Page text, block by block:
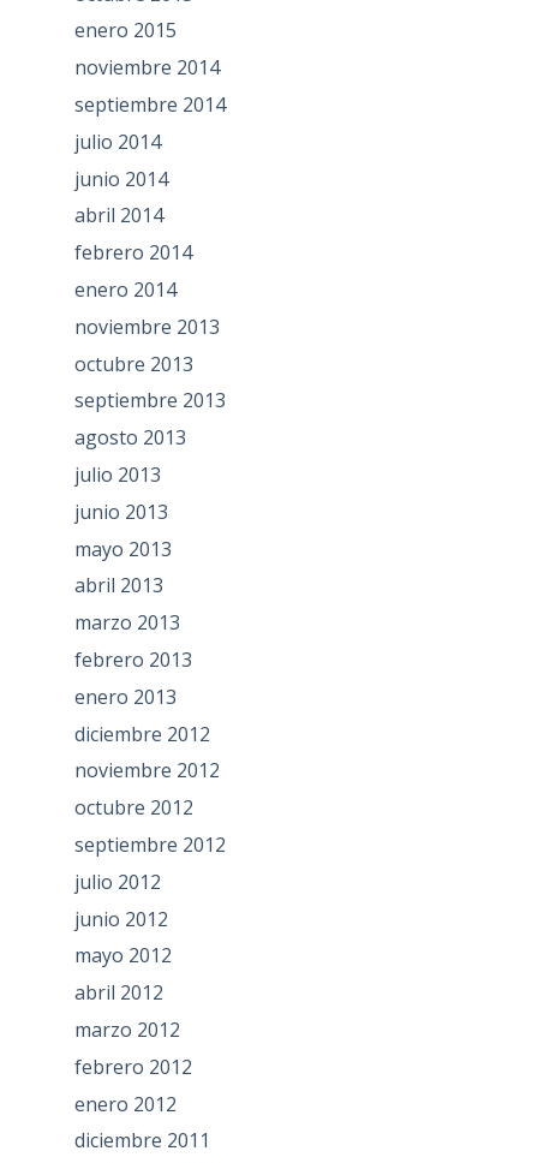
enero 2015
noviembre 2014
septiembre 2014
julio 2014
junio 2014
abril 2014
febrero 2014
enero 2014
noviembre 2013
octubre 2013
septiembre 2013
agosto 2013
julio 2013
junio 2013
mayo 2013
abril 2013
marzo 2013
febrero 2013
enero 2013
diciembre 2012
noviembre 2012
octubre 2012
septiembre 2012
julio 2012
junio 2012
mayo 2012
abril 2012
marzo 2012
febrero 2012
enero 2012
diciembre 2011